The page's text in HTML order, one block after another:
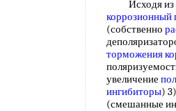
Исходя из
коррозионный
(собственно
торможения
увеличение
ингибиторы)
(смешанные